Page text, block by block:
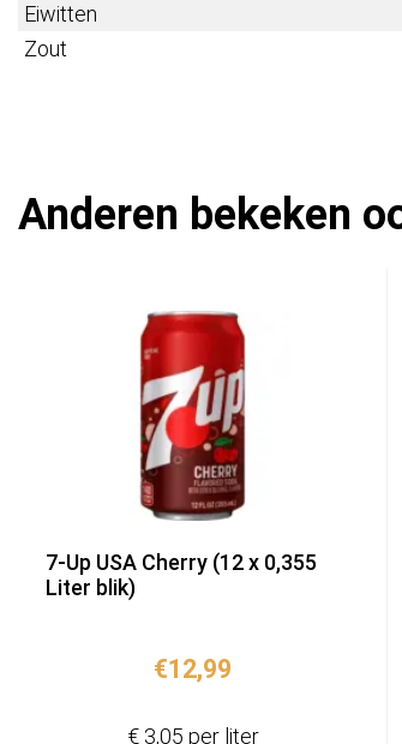
Eiwitten
Zout
Anderen bekeken
7-Up USA Cherry (12 x 0,355
Liter blik)
€12,99
€ 3,05 per liter